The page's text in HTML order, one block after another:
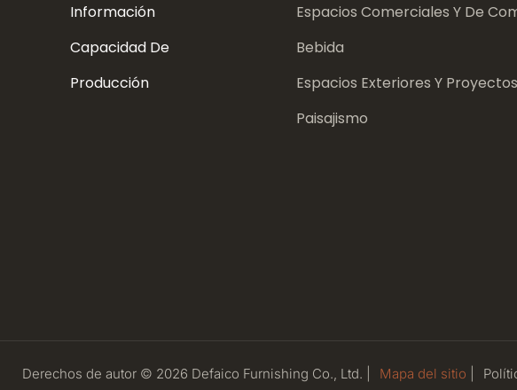
Información
Capacidad De
Producción
Espacios Comerciales Y De
Bebida
Espacios Exteriores Y
Paisajismo
Derechos de autor © 2026 Defaico Furnishing Co., Ltd. | Mapa del sitio